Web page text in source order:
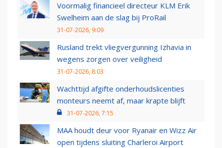
Voormalig financieel directeur KLM Erik
Swelheim aan de slag bij ProRail
31-07-2026, 9:09
Rusland trekt vliegvergunning Izhavia in
wegens zorgen over veiligheid
31-07-2026, 8:03
Wachttijd afgifte onderhoudslicenties
monteurs neemt af, maar krapte blijft
31-07-2026, 7:15
MAA houdt deur voor Ryanair en Wizz Air
open tijdens sluiting Charleroi Airport